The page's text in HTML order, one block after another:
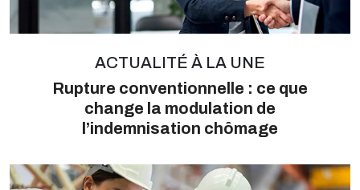
ACTUALITÉ À LA UNE
Rupture conventionnelle : ce que
change la modulation de
l’indemnisation chômage